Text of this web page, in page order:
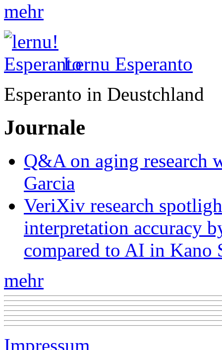
mehr
Lernu Esperanto
Esperanto in Deustchland
Journale
Q&A on aging research
Garcia
VeriXiv research
interpretation accuracy
compared to AI in Kano
mehr
Impressum